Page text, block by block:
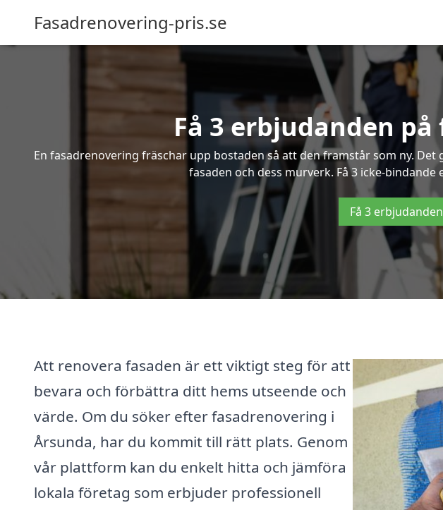
Fasadrenovering-pris.se
Få 3 erbjudanden
En fasadrenovering fräschar upp bostaden så att den framstår som ny.
fasaden och dess murverk. Få 3 icke-
Få 3
Att renovera fasaden är ett viktigt steg för att
bevara och förbättra ditt hems utseende och
värde. Om du söker efter fasadrenovering i
Årsunda, har du kommit till rätt plats. Genom
vår plattform kan du enkelt hitta och jämföra
lokala företag som erbjuder professionell